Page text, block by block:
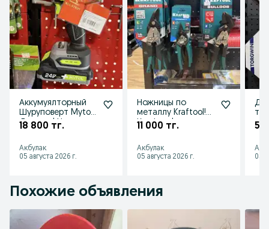
Аккумуялторный
Шуруповерт Mytol!
Досавка! Низкие
Скидки!
18 800 тг.
Акбулак
05 августа 2026 г.
Ножницы по
металлу Kraftool!
Крафтул!
Открыты до 23:00!
НДС!
11 000 тг.
Акбулак
05 августа 2026 г.
5
05
Похожие объявления